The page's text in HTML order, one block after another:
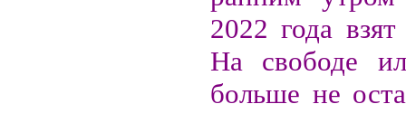
2022 года
На свободе
больше не